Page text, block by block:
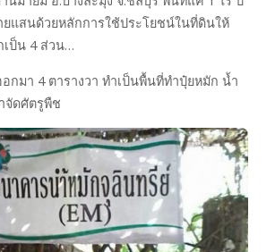
ยแสนด้วยหลักการใช้ประโยชน์ในที่ดินให้
เป็น 4 ส่วน…
กมา 4 ตารางวา ทำเป็นพื้นที่ทำปุ๋ยหมัก น้ำ
จัดศัตรูพืช